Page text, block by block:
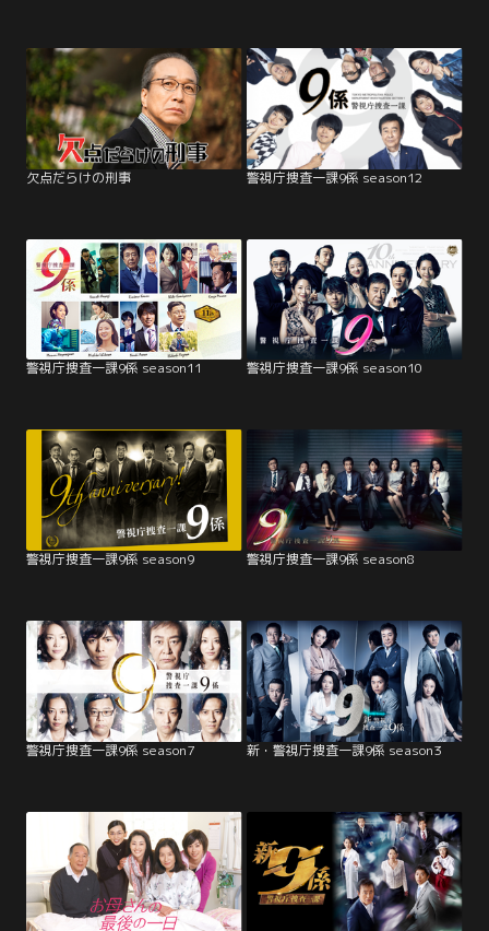
欠点だらけの刑事 警視庁捜査一課9係 season12
警視庁捜査一課9係 season11 警視庁捜査一課9係 season10
警視庁捜査一課9係 season9 警視庁捜査一課9係 season8
警視庁捜査一課9係 season7 新・警視庁捜査一課9係 season3